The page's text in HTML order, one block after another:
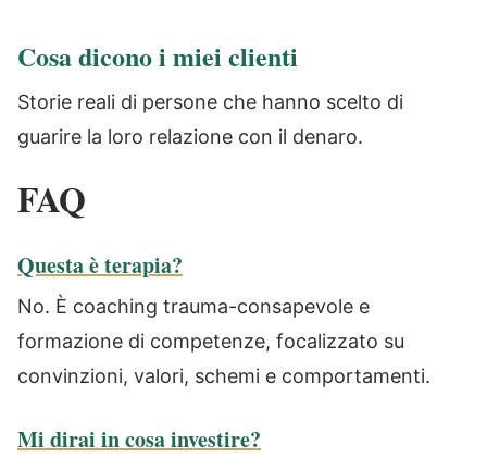
Cosa dicono i miei clienti
Storie reali di persone che hanno scelto di
guarire la loro relazione con il denaro.
FAQ
Questa è terapia?
No. È coaching trauma-consapevole e
formazione di competenze, focalizzato su
convinzioni, valori, schemi e comportamenti.
Mi dirai in cosa investire?